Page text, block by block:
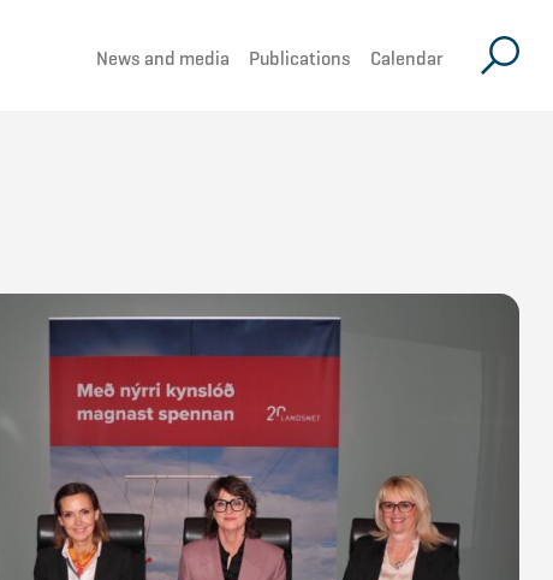
News and media Publications Calendar